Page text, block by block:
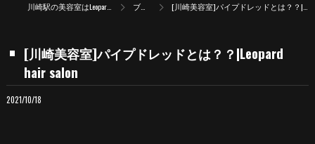
川崎駅の美容室はLeopard hair salon ブログ [川崎美容室]パイプドレッドとは？？|Leopard hair salon
[川崎美容室]パイプドレッドとは？？|Leopard
hair salon
2021/10/18